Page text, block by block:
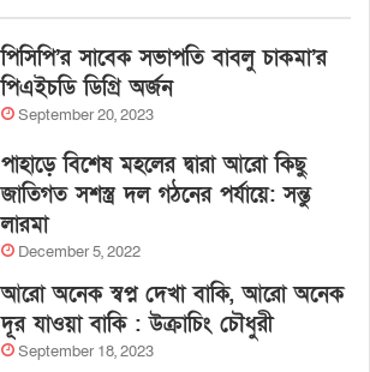
পিসিপি’র সাবেক সভাপতি বাবলু চাকমা’র
পিএইচডি ডিগ্রি অর্জন
September 20, 2023
পাহাড়ে বিশেষ মহলের দ্বারা আরো কিছু
জাতিগত সশস্ত্র দল গঠনের পর্যায়ে: সন্তু
লারমা
December 5, 2022
আরো অনেক স্বপ্ন দেখা বাকি, আরো অনেক
দূর যাওয়া বাকি : উক্রাচিং চৌধুরী
September 18, 2023